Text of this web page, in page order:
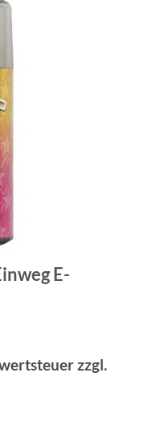
E-
zzgl.